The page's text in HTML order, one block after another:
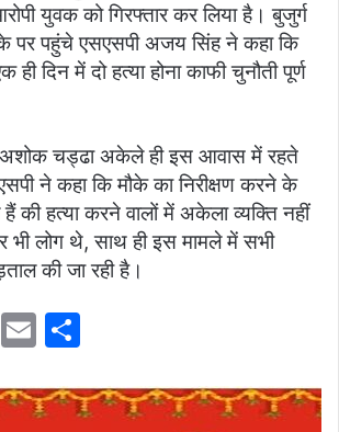
युवक को गिरफ्तार कर लिया है। बुजुर्ग
पर पहुंचे एसएसपी अजय सिंह ने कहा कि
दिन में दो हत्या होना काफी चुनौती पूर्ण
अशोक चड्ढा अकेले ही इस आवास में रहते
ने कहा कि मौके का निरीक्षण करने के
की हत्या करने वालों में अकेला व्यक्ति नहीं
लोग थे, साथ ही इस मामले में सभी
की जा रही है।
T
E
ai ar